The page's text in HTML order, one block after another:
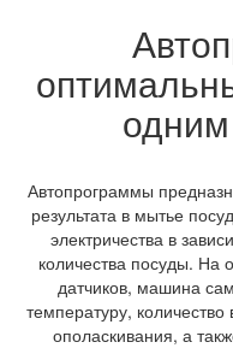
Автопрограммы
результата в мытье
электричества в
количества посуды. На
датчиков, машина
температуру,
ополаскивания, а